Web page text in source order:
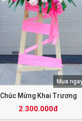
Chúc Mừng Khai Trương
2.300.000đ
Mua